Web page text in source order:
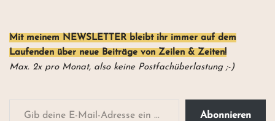
Mit meinem NEWSLETTER bleibt ihr immer auf dem
Laufenden über neue Beiträge von Zeilen & Zeiten!
Max. 2x pro Monat, also keine Postfachüberlastung ;-)
Abonnieren